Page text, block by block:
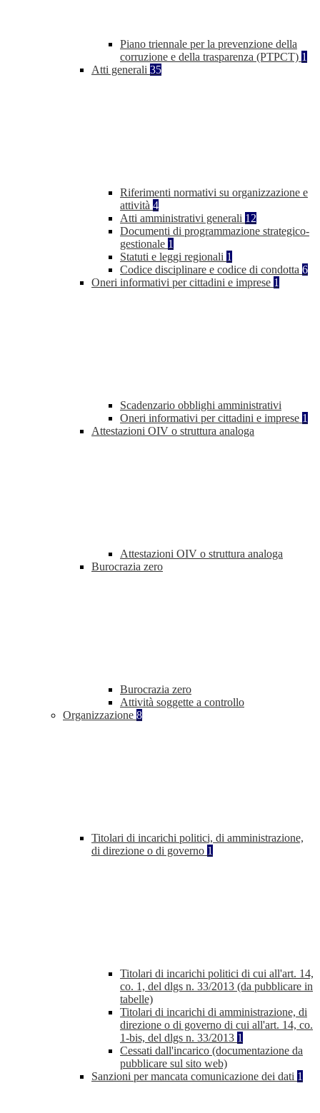
Piano triennale per la prevenzione della
corruzione e della trasparenza (PTPCT) 1
Atti generali 35
Riferimenti normativi su organizzazione e
attività 4
Atti amministrativi generali 12
Documenti di programmazione strategico-
gestionale 1
Statuti e leggi regionali 1
Codice disciplinare e codice di condotta 6
Oneri informativi per cittadini e imprese 1
Scadenzario obblighi amministrativi
Oneri informativi per cittadini e imprese 1
Attestazioni OIV o struttura analoga
Attestazioni OIV o struttura analoga
Burocrazia zero
Burocrazia zero
Attività soggette a controllo
Organizzazione 8
Titolari di incarichi politici, di amministrazione,
di direzione o di governo 1
Titolari di incarichi politici di cui all'art. 14,
co. 1, del dlgs n. 33/2013 (da pubblicare in
tabelle)
Titolari di incarichi di amministrazione, di
direzione o di governo di cui all'art. 14, co.
1-bis, del dlgs n. 33/2013 1
Cessati dall'incarico (documentazione da
pubblicare sul sito web)
Sanzioni per mancata comunicazione dei dati 1